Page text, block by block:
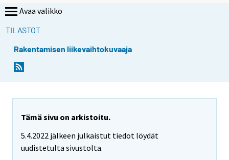
Avaa valikko
TILASTOT
Rakentamisen liikevaihtokuvaaja
Tämä sivu on arkistoitu.
5.4.2022 jälkeen julkaistut tiedot löydät
uudistetulta sivustolta.